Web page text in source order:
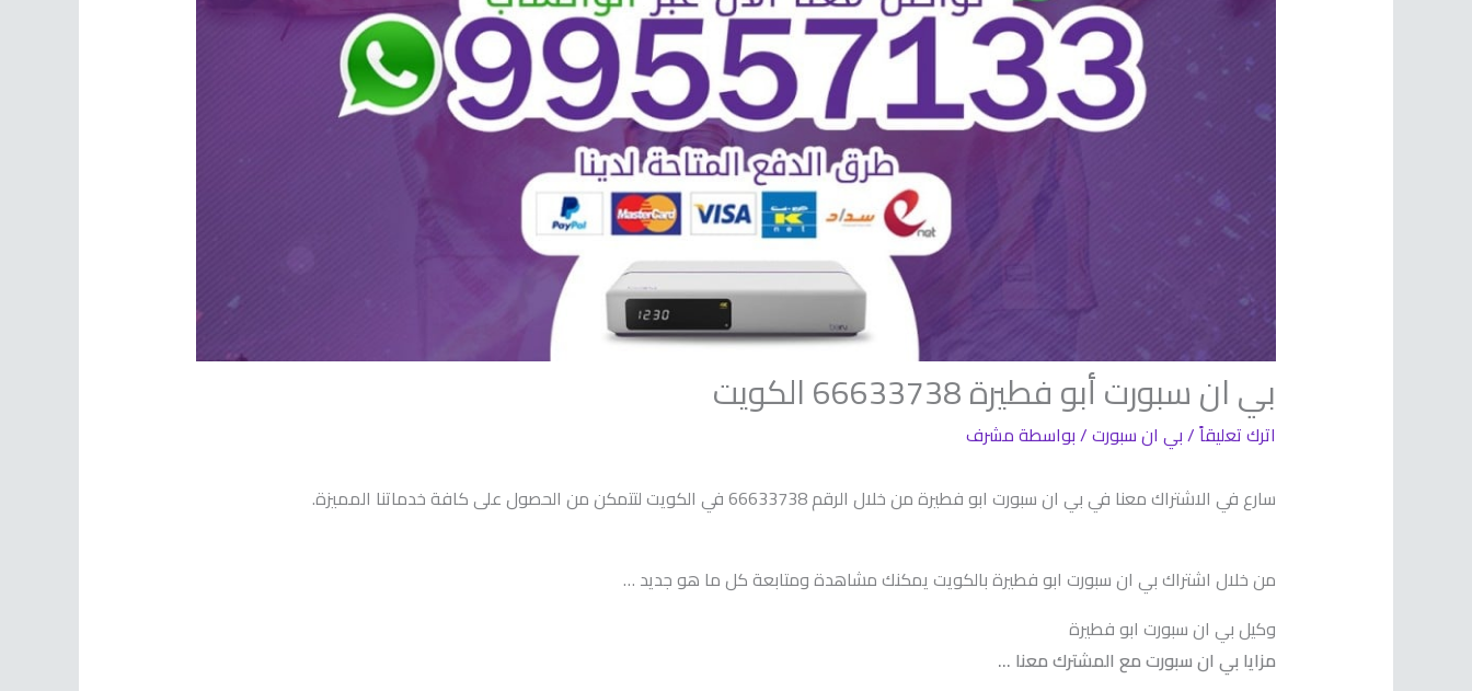
بي ان سبورت أبو فطيرة 66633738 الكويت
اترك تعليقاً/بي ان سبورت/ بواسطةمشرف
سارع في الاشتراك معنا في بي ان سبورت ابو فطيرة من خلال الرقم 66633738 في الكويت لتتمكن من الحصول على كافة خدماتنا المميزة.
من خلال اشتراك بي ان سبورت ابو فطيرة بالكويت يمكنك مشاهدة ومتابعة كل ما هو جديد …
وكيل بي ان سبورت ابو فطيرة
مزايا بي ان سبورت مع المشترك معنا …